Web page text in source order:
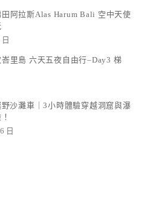
阿拉斯Alas Harum Bali 空中天使
里島 六天五夜自由行–Day3 梯
沙灘車｜3小時體驗穿越洞窟與瀑
日